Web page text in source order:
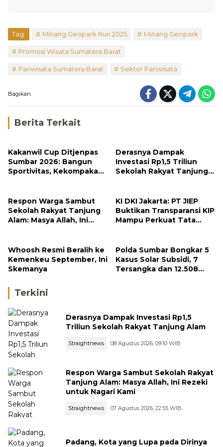
Tag: Minang Geopark Run 2025 Minang Geopark
Promosi Wisata Sumatera Barat
Pariwisata Sumatera Barat Sektor Pariwisata
Bagikan
Berita Terkait
Kakanwil Cup Ditjenpas
Sumbar 2026: Bangun
Sportivitas, Kekompakan
Derasnya Dampak
Investasi Rp1,5 Triliun
Sekolah Rakyat Tanjung
Respon Warga Sambut
Sekolah Rakyat Tanjung
Alam: Masya Allah, Ini
KI DKI Jakarta: PT JIEP
Buktikan Transparansi KIP
Mampu Perkuat Tata
Whoosh Resmi Beralih ke
Kemenkeu September, Ini
Skemanya
Polda Sumbar Bongkar 5
Kasus Solar Subsidi, 7
Tersangka dan 12.508
Terkini
Derasnya Dampak Investasi Rp1,5
Triliun Sekolah Rakyat Tanjung Alam
Straightnews 08 Agustus 2026, 09:10 WIB
Respon Warga Sambut Sekolah Rakyat
Tanjung Alam: Masya Allah, Ini Rezeki
untuk Nagari Kami
Straightnews 07 Agustus 2026, 22:55 WIB
Padang, Kota yang Lupa pada Dirinya